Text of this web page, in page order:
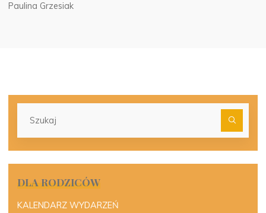
Paulina Grzesiak
DLA RODZICÓW
KALENDARZ WYDARZEŃ